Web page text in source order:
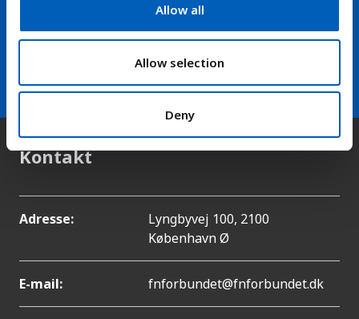
Allow all
Allow selection
Deny
fra FN-forbundet
Kontakt
Adresse:
Lyngbyvej 100, 2100
København Ø
E-mail: fnforbundet@fnforbundet.dk